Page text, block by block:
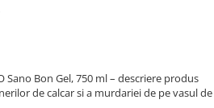
Sano Bon Gel, 750 ml – descriere produs
de calcar si a murdariei de pe vasul